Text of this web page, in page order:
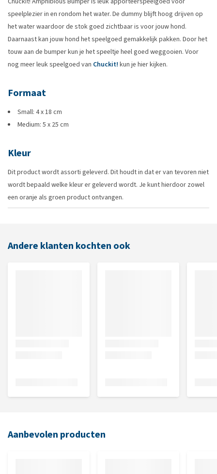
speelplezier in en rondom het water. De dummy blijft hoog drijven op
het water waardoor de stok goed zichtbaar is voor jouw hond.
Daarnaast kan jouw hond het speelgoed gemakkelijk pakken. Door het
touw aan de bumper kun je het speeltje heel goed weggooien. Voor
nog meer leuk speelgoed van Chuckit! kun je hier kijken.
Formaat
Small: 4 x 18 cm
Medium: 5 x 25 cm
Kleur
Dit product wordt assorti geleverd. Dit houdt in dat er van tevoren niet
wordt bepaald welke kleur er geleverd wordt. Je kunt hierdoor zowel
een oranje als groen product ontvangen.
Andere klanten kochten ook
Aanbevolen producten